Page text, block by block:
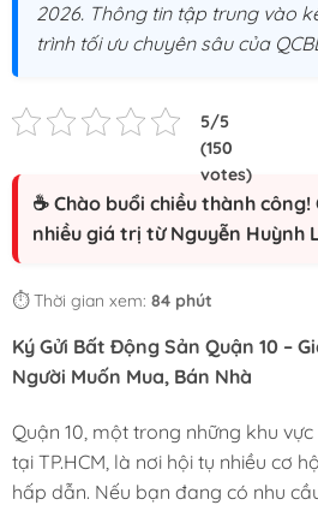
2026. Thông tin tập trung vào
trình tối ưu chuyên sâu của
☕ Chào buổi chiều thành
nhiều giá trị từ Nguyễn Huỳnh
⏱️ Thời gian xem: 84 phút
Ký Gửi Bất Động Sản Quận 10 –
Người Muốn Mua, Bán Nhà
Quận 10, một trong những khu
tại TP.HCM, là nơi hội tụ nhiều cơ
hấp dẫn. Nếu bạn đang có nhu